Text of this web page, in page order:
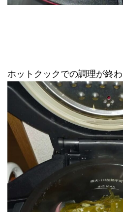
ホットクックでの調理が終